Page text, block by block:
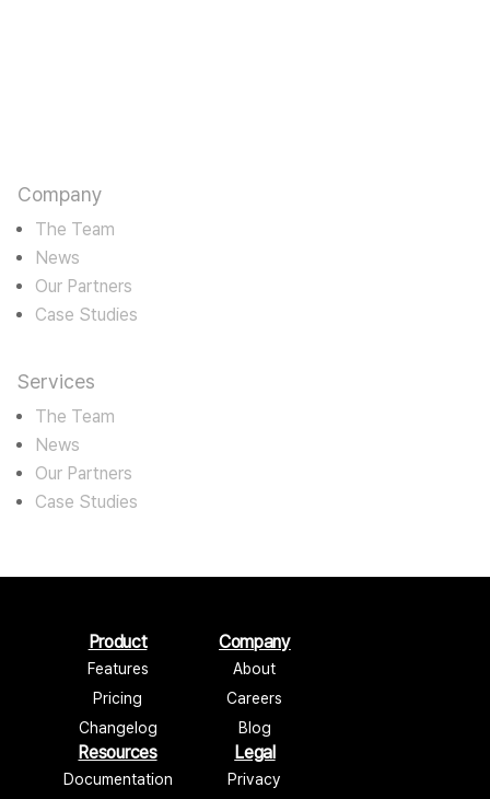
Company
The Team
News
Our Partners
Case Studies
Services
The Team
News
Our Partners
Case Studies
Product
Features
Pricing
Changelog
Company
About
Careers
Blog
Resources
Documentation
Legal
Privacy